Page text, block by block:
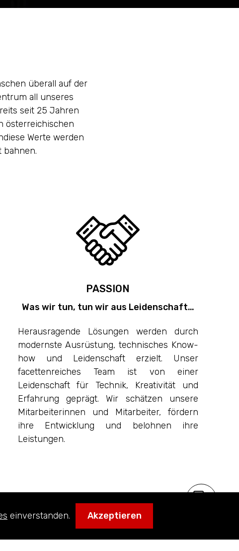
überall auf der
all unseres
seit 25 Jahren
österreichischen
Werte werden
bahnen.
PASSION
Was wir tun, tun wir aus Leidenschaft…
Herausragende Lösungen werden durch
modernste Ausrüstung, technisches Know-
how und Leidenschaft erzielt. Unser
facettenreiches Team ist von einer
Leidenschaft für Technik, Kreativität und
Erfahrung geprägt. Wir schätzen unsere
Mitarbeiterinnen und Mitarbeiter, fördern
ihre Entwicklung und belohnen ihre
Leistungen.
einverstanden. Akzeptieren